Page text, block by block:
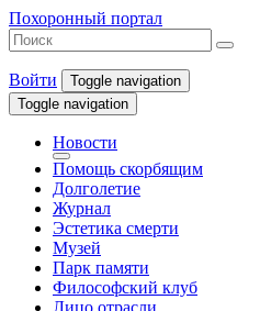
Похоронный портал
Войти
Toggle navigation
Toggle navigation
Новости
Помощь скорбящим
Долголетие
Журнал
Эстетика смерти
Музей
Парк памяти
Философский клуб
Лицо отрасли